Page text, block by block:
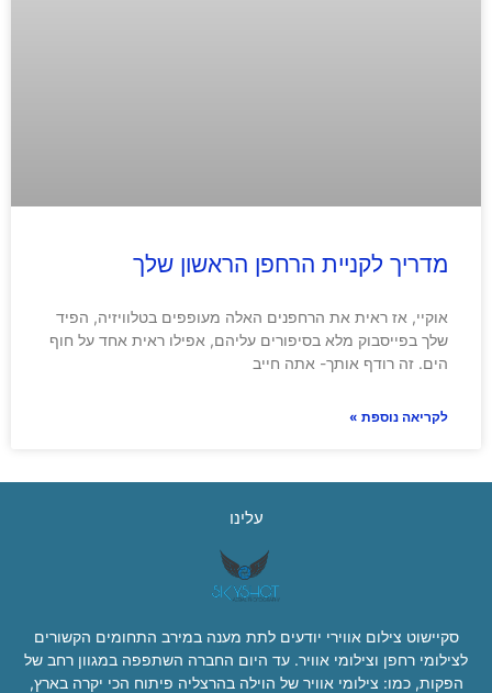
מדריך לקניית הרחפן הראשון שלך
אוקיי, אז ראית את הרחפנים האלה מעופפים בטלוויזיה, הפיד
שלך בפייסבוק מלא בסיפורים עליהם, אפילו ראית אחד על חוף
הים. זה רודף אותך- אתה חייב
לקריאה נוספת »
עלינו
סקיישוט צילום אווירי יודעים לתת מענה במירב התחומים הקשורים
לצילומי רחפן וצילומי אוויר. עד היום החברה השתפפה במגוון רחב של
הפקות, כמו: צילומי אוויר של הוילה בהרצליה פיתוח הכי יקרה בארץ,